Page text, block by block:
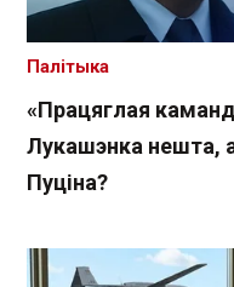
«Працяглая
Лукашэнка нешта,
Пуціна?
Палітыка